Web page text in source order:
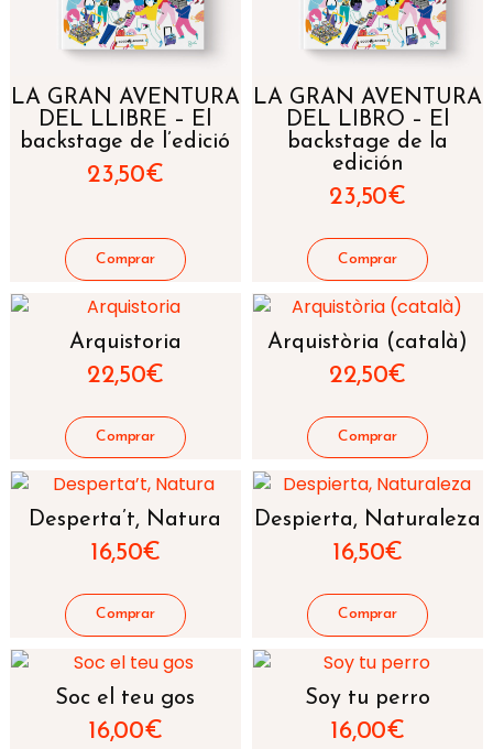
LA GRAN AVENTURA
DEL LLIBRE – El
backstage de l’edició
23,50€
LA GRAN AVENTURA
DEL LIBRO – El
backstage de la
edición
23,50€
Arquistoria
22,50€
Arquistòria (català)
22,50€
Desperta’t, Natura
16,50€
Despierta, Naturaleza
16,50€
Soc el teu gos
16,00€
Soy tu perro
16,00€